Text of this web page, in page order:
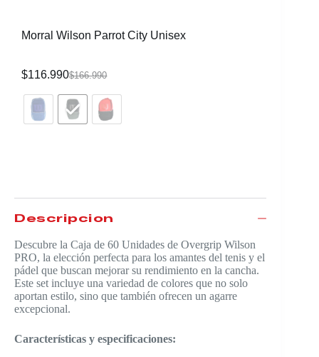
Morral Wilson Parrot City Unisex
$166.990
$116.990
Descripción
Descubre la Caja de 60 Unidades de Overgrip Wilson
PRO, la elección perfecta para los amantes del tenis y el
pádel que buscan mejorar su rendimiento en la cancha.
Este set incluye una variedad de colores que no solo
aportan estilo, sino que también ofrecen un agarre
excepcional.
Características y especificaciones: